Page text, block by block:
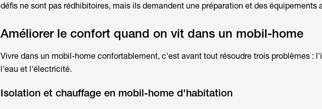
défis ne sont pas rédhibitoires, mais ils demandent une préparation et des équipements
Améliorer le confort quand on vit dans un mobil-home
Vivre dans un mobil-homeconfortablement, c'est avant tout résoudre trois problèmes :
l'eau et l'électricité.
Isolation et chauffage en mobil-home d'habitation